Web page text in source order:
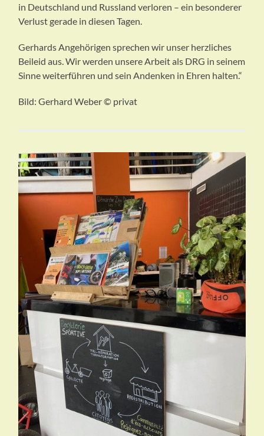
in Deutschland und Russland verloren – ein besonderer
Verlust gerade in diesen Tagen.
Gerhards Angehörigen sprechen wir unser herzliches
Beileid aus. Wir werden unsere Arbeit als DRG in seinem
Sinne weiterführen und sein Andenken in Ehren halten.“
Bild: Gerhard Weber © privat